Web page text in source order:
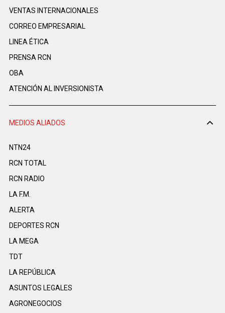
VENTAS INTERNACIONALES
CORREO EMPRESARIAL
LINEA ÉTICA
PRENSA RCN
OBA
ATENCIÓN AL INVERSIONISTA
MEDIOS ALIADOS
NTN24
RCN TOTAL
RCN RADIO
LA F.M.
ALERTA
DEPORTES RCN
LA MEGA
TDT
LA REPÚBLICA
ASUNTOS LEGALES
AGRONEGOCIOS